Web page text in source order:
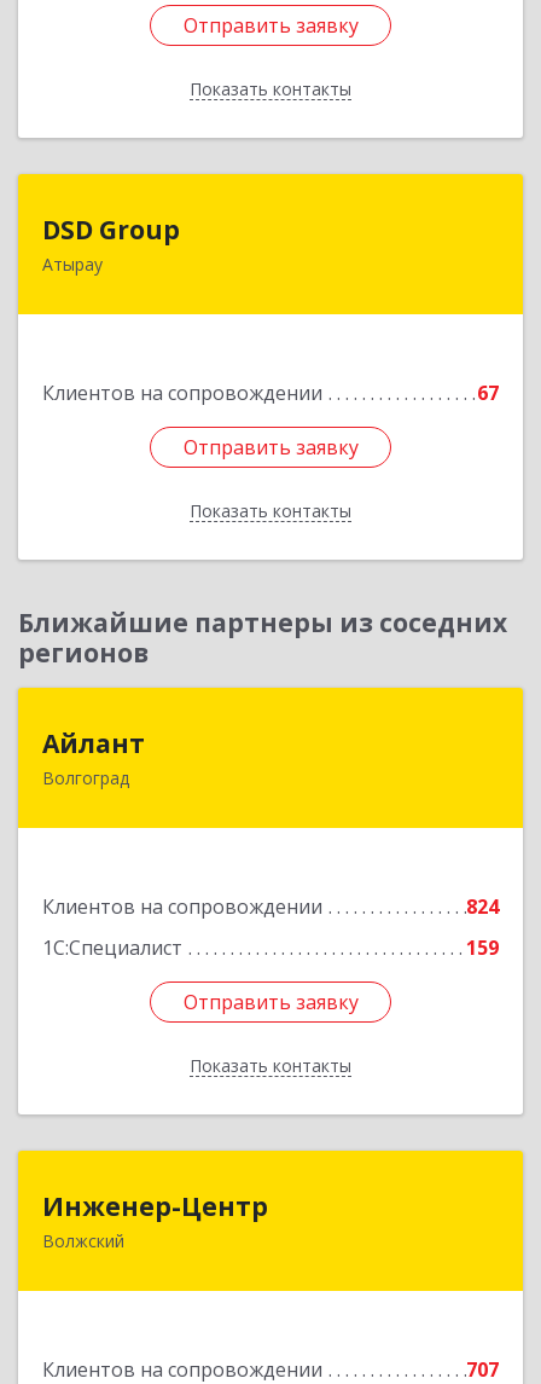
Отправить заявку
Показать контакты
Отправить заявку
Назад
DSD Group
Атырау
Клиентов на сопровождении 67
Отправить заявку
Показать контакты
060007, Республика Казахстан, Атырауская
Отправить заявку
Назад
Ближайшие партнеры из соседних
регионов
Айлант
Волгоград
Клиентов на сопровождении
824
1С:Специалист
159
Отправить заявку
Показать контакты
400001, Волгоградская обл, Волгоград г, им
Отправить заявку
Назад
Инженер-Центр
Волжский
Клиентов на сопровождении
707
404120, Волгоградская обл, Волжский г, им